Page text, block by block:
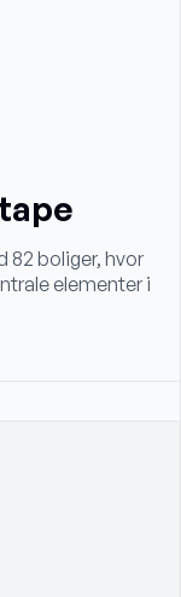
82 boliger, hvor
elementer i